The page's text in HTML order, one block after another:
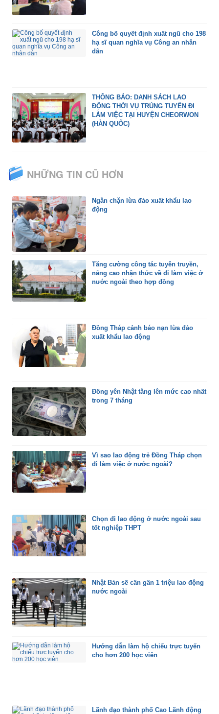
Công bố quyết định xuất ngũ cho 198
hạ sĩ quan nghĩa vụ Công an nhân
dân
THÔNG BÁO: DANH SÁCH LAO
ĐỘNG THỜI VỤ TRÚNG TUYỂN ĐI
LÀM VIỆC TẠI HUYỆN CHEORWON
(HÀN QUỐC)
NHỮNG TIN CŨ HƠN
Ngăn chặn lừa đảo xuất khẩu lao
động
Tăng cường công tác tuyên truyền,
nâng cao nhận thức về đi làm việc ở
nước ngoài theo hợp đồng
Đồng Tháp cảnh báo nạn lừa đảo
xuất khẩu lao động
Đồng yên Nhật tăng lên mức cao nhất
trong 7 tháng
Vì sao lao động trẻ Đồng Tháp chọn
đi làm việc ở nước ngoài?
Chọn đi lao động ở nước ngoài sau
tốt nghiệp THPT
Nhật Bản sẽ cần gần 1 triệu lao động
nước ngoài
Hướng dẫn làm hộ chiếu trực tuyến
cho hơn 200 học viên
Lãnh đạo thành phố Cao Lãnh động